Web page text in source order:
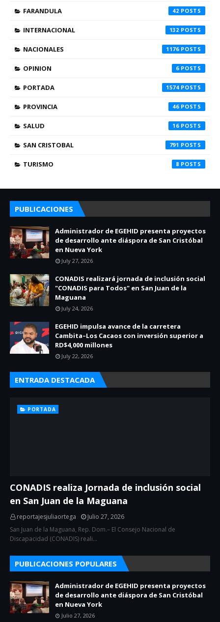
FARANDULA 42
INTERNACIONAL 132
NACIONALES 1176
OPINION 6
PORTADA 1574
PROVINCIA 46
SALUD 16
SAN CRISTOBAL 791
TURISMO 8
PUBLICACIONES
Administrador de EGEHID presenta proyectos
de desarrollo ante diáspora de San Cristóbal
en Nueva York
July 27, 2026
CONADIS realizará jornada de inclusión social
"CONADIS para Todos" en San Juan de la
Maguana
July 24, 2026
EGEHID impulsa avance de la carretera
Cambita–Los Cacaos con inversión superior a
RD$4,000 millones
July 22, 2026
ENTRADA DESTACADA
PORTADA
CONADIS realiza Jornada de inclusión social
en San Juan de la Maguana
reportajesjuliaortega
Julio 27, 2026
San Juan de la Maguana, Rep. Dom.– El Consejo Nacional de
Discapacidad (CONADIS) reali…
PUBLICACIONES POPULARES
Administrador de EGEHID presenta proyectos
de desarrollo ante diáspora de San Cristóbal
en Nueva York
Julio 27, 2026